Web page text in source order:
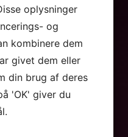
oplysninger
og
kombinere dem
givet dem eller
din brug af deres
'OK' giver du